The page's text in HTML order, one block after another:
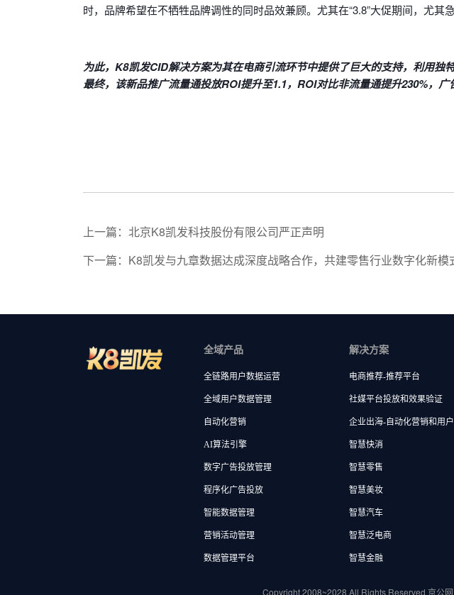
时，品牌希望在不牺牲品牌调性的同时品效兼顾。尤其在“3.8”大促期间，尤其
为此，K8凯发CID解决方案为其在电商引流环节中提供了巨大的支持，利用独
最终，该新品推广流量通投放ROI提升至1.1，ROI对比非流量通提升230%，广
上一篇：北京K8凯发科技股份有限公司严正声明
下一篇：K8凯发与九章数据达成深度战略合作，共建零售行业数字化新模
全域产品
全链路用户数据运营
全域用户数据管理
自动化营销
AI算法引擎
数字广告投放管理
程序化广告投放
智能数据管理
营销活动管理
数据管理平台
解决方案
电商推荐-推荐平台
社媒平台投放和效果验证
企业出海-自动化营销和用
智慧快消
智慧零售
智慧美妆
智慧汽车
智慧泛电商
智慧金融
Copyright 2008~2028 All Rights Reserved 京公